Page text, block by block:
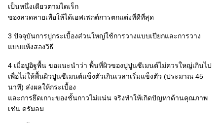
เป็นหนึ่งเดียวตามไดเร็ก
ของลวดลายเพื่อให้ได้เอฟเฟกต์การตกแต่งที่ดีที่สุด
3 ปัจจุบันการปูกระเบื้องส่วนใหญ่ใช้การวางแบบเปียกและการวาง
แบบแห้งสองวิธี
4 เมื่อปูอิฐพื้น ขอแนะนำว่า พื้นที่ผิวของปูปูนซีเมนต์ไม่ควรใหญ่เกินไป
เพื่อไม่ให้พื้นผิวปูนซีเมนต์แข็งตัวเกินเวลาเริ่มแข็งตัว (ประมาณ 45
นาที) ส่งผลให้กระเบื้อง
และการยึดเกาะของชั้นกาวไม่แน่น จริงทำให้เกิดปัญหาด้านคุณภาพ
เช่น ดรัมลม